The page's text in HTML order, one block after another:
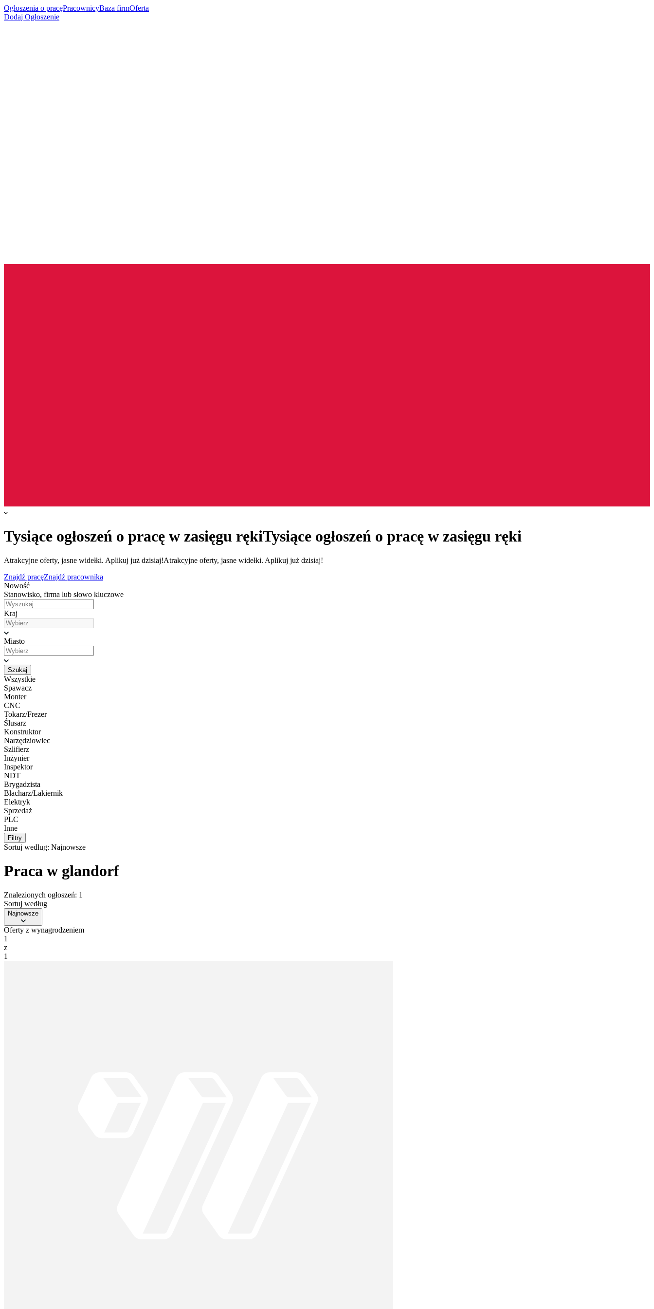
Ogłoszenia o pracęPracownicyBaza firmOferta
Dodaj Ogłoszenie
Tysiące ogłoszeń o pracę w zasięgu rękiTysiące ogłoszeń o pracę w zasięgu ręki
Atrakcyjne oferty, jasne widełki. Aplikuj już dzisiaj!Atrakcyjne oferty, jasne widełki. Aplikuj już dzisiaj!
Znajdź pracęZnajdź pracownika
Nowość
Stanowisko, firma lub słowo kluczowe
Kraj
Miasto
Szukaj
Wszystkie
Spawacz
Monter
CNC
Tokarz/Frezer
Ślusarz
Konstruktor
Narzędziowiec
Szlifierz
Inżynier
Inspektor
NDT
Brygadzista
Blacharz/Lakiernik
Elektryk
Sprzedaż
PLC
Inne
Filtry
Sortuj według: Najnowsze
Praca w glandorf
Znalezionych ogłoszeń: 1
Sortuj według
Najnowsze
Oferty z wynagrodzeniem
1
z
1